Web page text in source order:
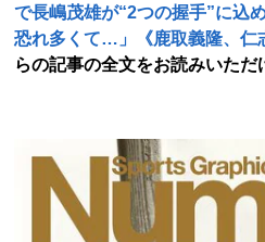
で長嶋茂雄が“2つの握手”に込
恐れ多くて…」《鹿取義隆、
らの記事の全文をお読みいただ